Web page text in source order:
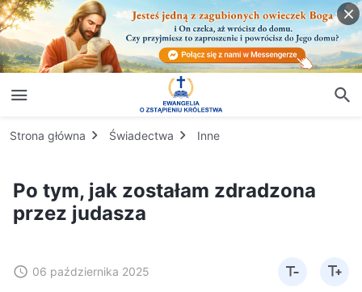
Strona główna Świadectwa Inne
Po tym, jak zostałam zdradzona
przez judasza
06 października 2025